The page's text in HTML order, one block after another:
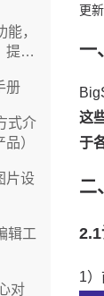
，
提高
册
式介
）
片设
辑工
对
更